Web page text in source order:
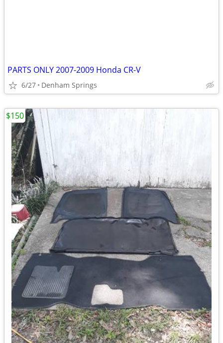
PARTS ONLY 2007-2009 Honda CR-V
6/27 Denham Springs
$150